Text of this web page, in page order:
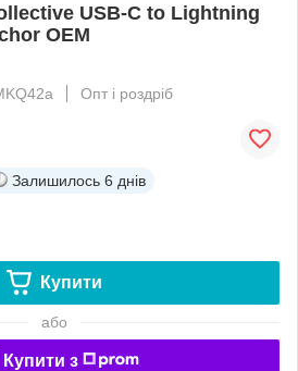
USB-C to Lightning
OEM
Опт і роздріб
Залишилось 6 днів
Купити
або
Купити з